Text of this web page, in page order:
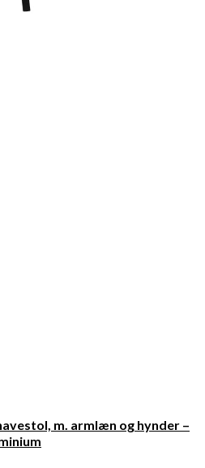
m. armlæn og hynder –